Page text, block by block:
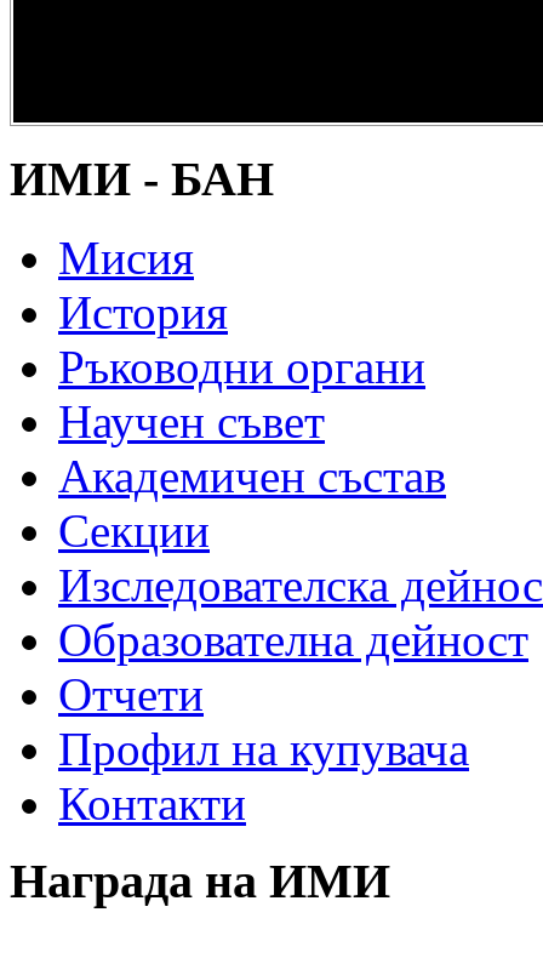
наследство” -
ИМИ - БАН
Мисия
История
Ръководни органи
Научен съвет
Академичен състав
Секции
Изследователска
Образователна дейност
Отчети
Профил на купувача
Контакти
Награда на ИМИ